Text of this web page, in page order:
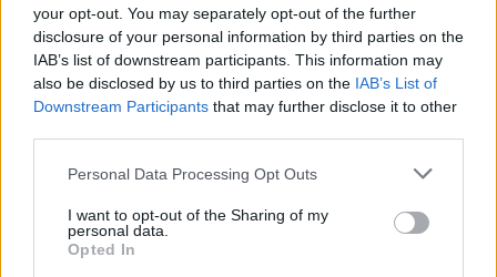
your opt-out. You may separately opt-out of the further
disclosure of your personal information by third parties on the
IAB’s list of downstream participants. This information may
also be disclosed by us to third parties on the IAB’s List of
Downstream Participants that may further disclose it to other
Personal Data Processing Opt Outs
I want to opt-out of the Sharing of my
personal data.
Opted In
27 Φεβρουαρίου 2026
Μεταπροπονητική πείνα: Ο λόγος
που θέλεις να καταβροχθίσεις τα
Ωρίων – Σπάνια νοσήματα
συνδέονται με μνημεία που